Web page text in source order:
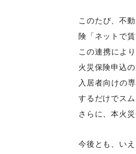
このたび、不
険「ネットで
この連携によ
火災保険申込
入居者向けの
するだけでス
さらに、本火
今後とも、い